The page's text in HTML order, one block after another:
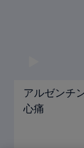
アルゼンチ
心痛